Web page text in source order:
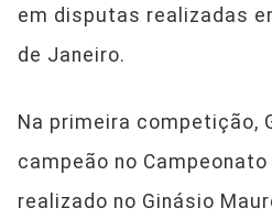
em disputas realizadas
de Janeiro.
Na primeira competição,
campeão no
realizado no Ginásio